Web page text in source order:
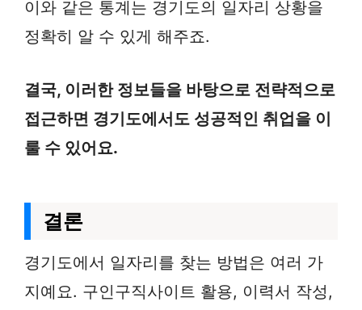
이와 같은 통계는 경기도의 일자리 상황을
정확히 알 수 있게 해주죠.
결국, 이러한 정보들을 바탕으로 전략적으로
접근하면 경기도에서도 성공적인 취업을 이
룰 수 있어요.
결론
경기도에서 일자리를 찾는 방법은 여러 가
지예요. 구인구직사이트 활용, 이력서 작성,